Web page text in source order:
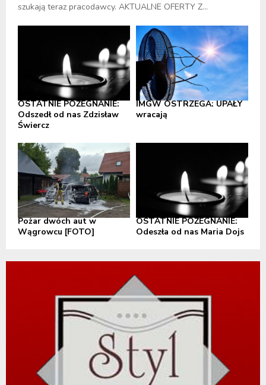
szukają teraz pracodawcy. AKTUALNE OFERTY Z...
OSTATNIE POŻEGNANIE:
Odszedł od nas Zdzisław
Świercz
IMGW OSTRZEGA: UPAŁY
wracają
Pożar dwóch aut w
Wągrowcu [FOTO]
OSTATNIE POŻEGNANIE:
Odeszła od nas Maria Dojs